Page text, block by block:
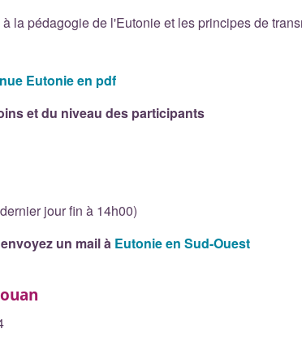
la pédagogie de l'Eutonie et les principes de
Eutonie en pdf
et du niveau des participants
jour fin à 14h00)
un mail à Eutonie en Sud-Ouest